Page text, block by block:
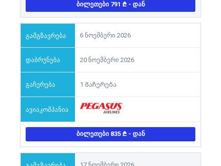
ᲑᲘᲚᲔᲗᲔᲑᲘ 791 - ᲓᲐᲜ
6 ნოემბერი 2026
20 ნოემბერი 2026
1 Გაჩერება
ᲑᲘᲚᲔᲗᲔᲑᲘ 835 - ᲓᲐᲜ